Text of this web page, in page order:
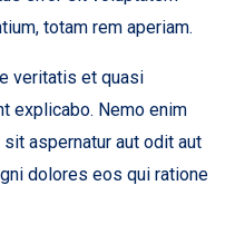
totam rem aperiam.
veritatis et quasi
explicabo. Nemo enim
aspernatur aut odit aut
dolores eos qui ratione